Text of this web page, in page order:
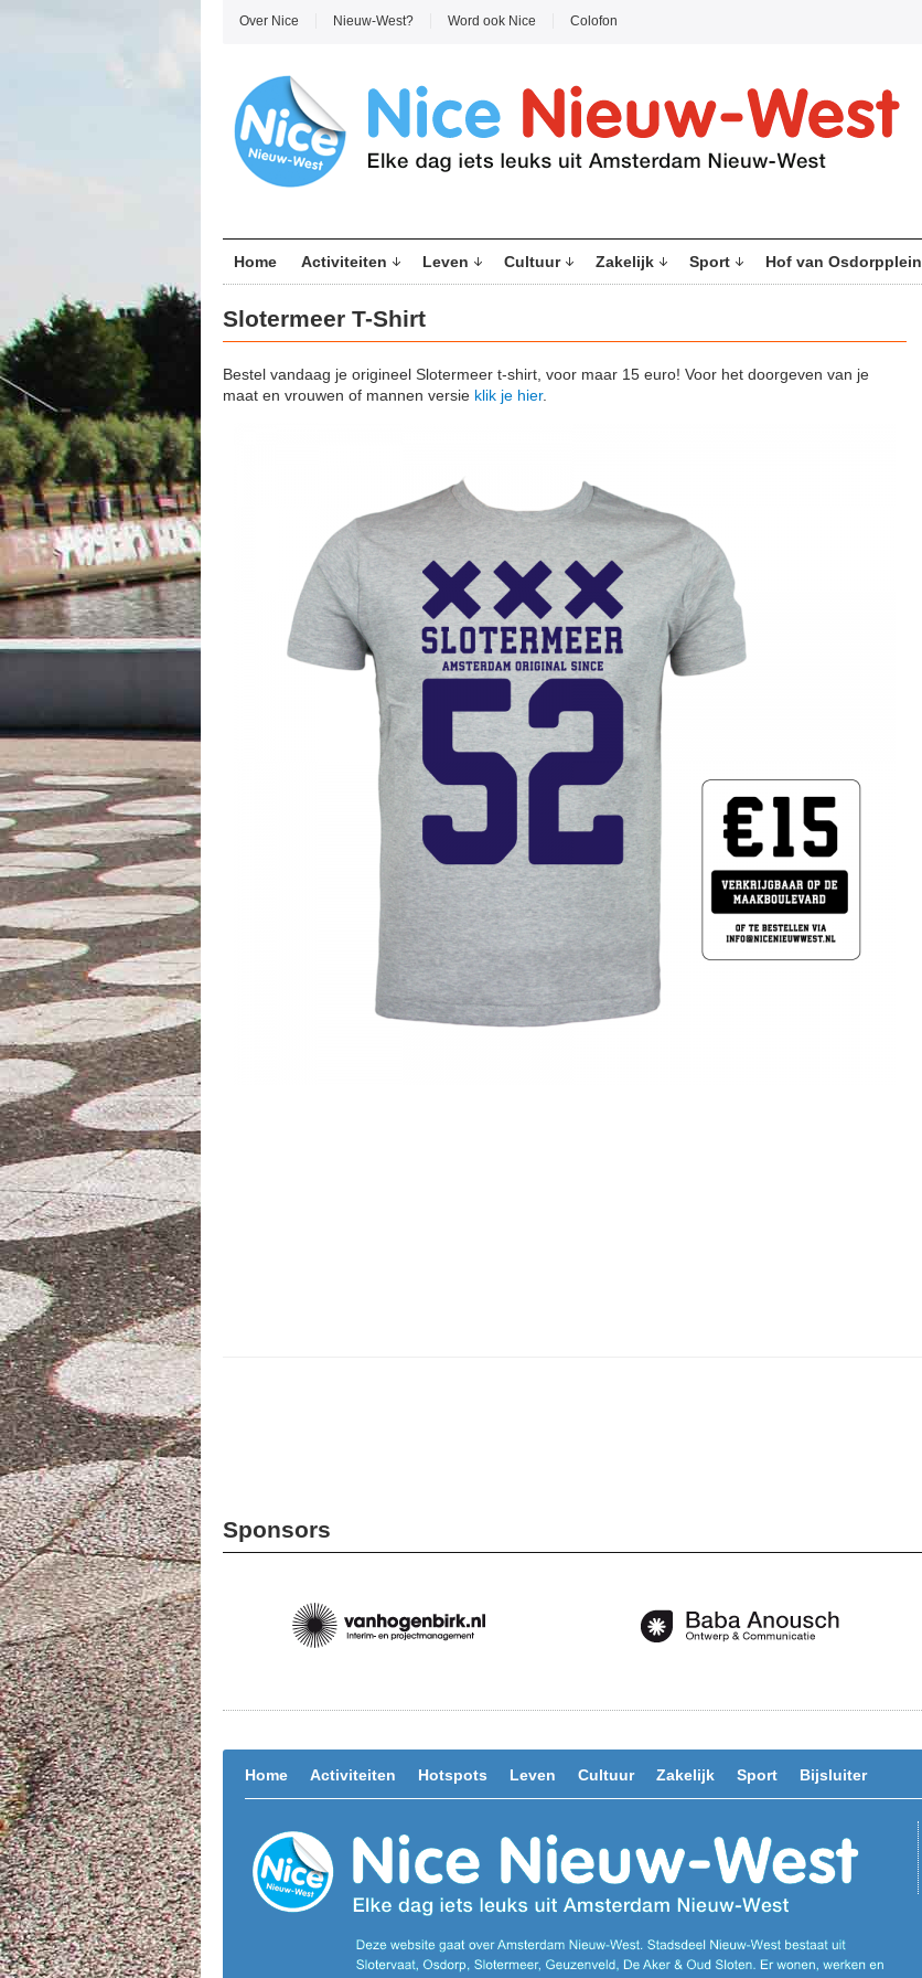
Over Nice Nieuw-West? Word ook Nice Colofon
Home Activiteiten Leven Cultuur Zakelijk Sport Hof van Osdorpplein
Slotermeer T-Shirt
Bestel vandaag je origineel Slotermeer t-shirt, voor maar 15 euro! Voor het doorgeven van je
maat en vrouwen of mannen versie klik je hier.
Sponsors
Home Activiteiten Hotspots Leven Cultuur Zakelijk Sport Bijsluiter